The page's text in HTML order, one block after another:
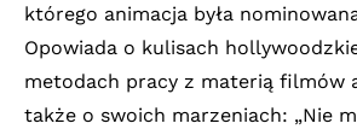
którego animacja była
Opowiada o kulisach
metodach pracy z materią filmów
także o swoich marzeniach: „Nie